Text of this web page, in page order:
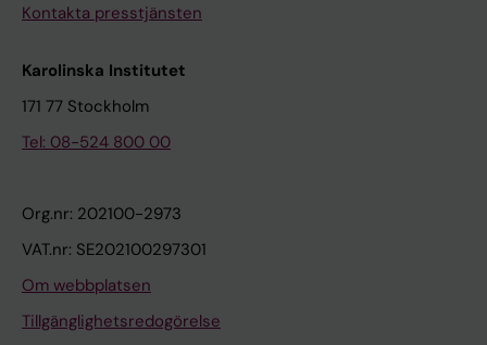
Kontakta presstjänsten
Karolinska Institutet
171 77 Stockholm
Tel: 08-524 800 00
Org.nr: 202100-2973
VAT.nr: SE202100297301
Om webbplatsen
Tillgänglighetsredogörelse